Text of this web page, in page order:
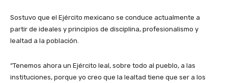
Sostuvo que el Ejército mexicano se conduce actualmente a
partir de ideales y principios de disciplina, profesionalismo y
lealtad a la población.
“Tenemos ahora un Ejército leal, sobre todo al pueblo, a las
instituciones, porque yo creo que la lealtad tiene que ser a los